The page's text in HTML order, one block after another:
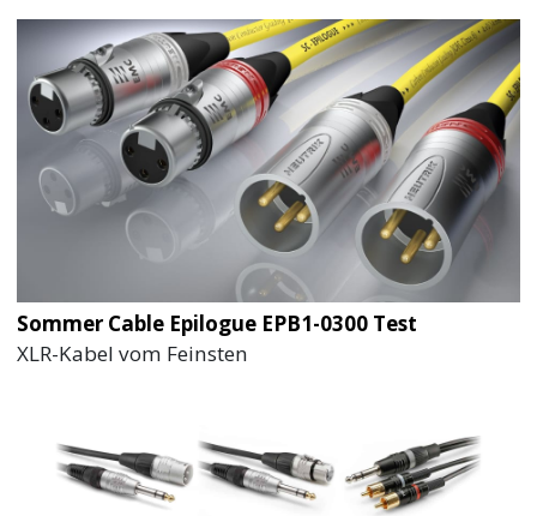
Sommer Cable Epilogue EPB1-0300 Test
XLR-Kabel vom Feinsten